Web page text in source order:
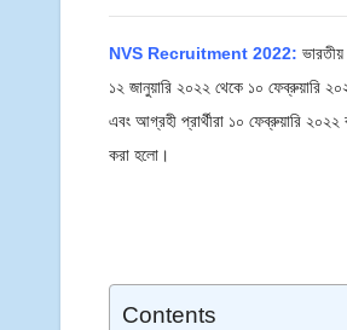
NVS Recruitment 2022: ভারতীয়
১২ জানুয়ারি ২০২২ থেকে ১০ ফেব্রুয়ারি
এবং আগ্রহী প্রার্থীরা ১০ ফেব্রুয়ারি
করা হলো।
Contents